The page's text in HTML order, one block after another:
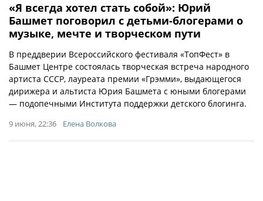
«Я всегда хотел стать собой»: Юрий
Башмет поговорил с детьми-блогерами о
музыке, мечте и творческом пути
В преддверии Всероссийского фестиваля «ТопФест» в
Башмет Центре состоялась творческая встреча народного
артиста СССР, лауреата премии «Грэмми», выдающегося
дирижера и альтиста Юрия Башмета с юными блогерами
— подопечными Института поддержки детского блогинга.
9 июня, 22:36 Елена Волкова